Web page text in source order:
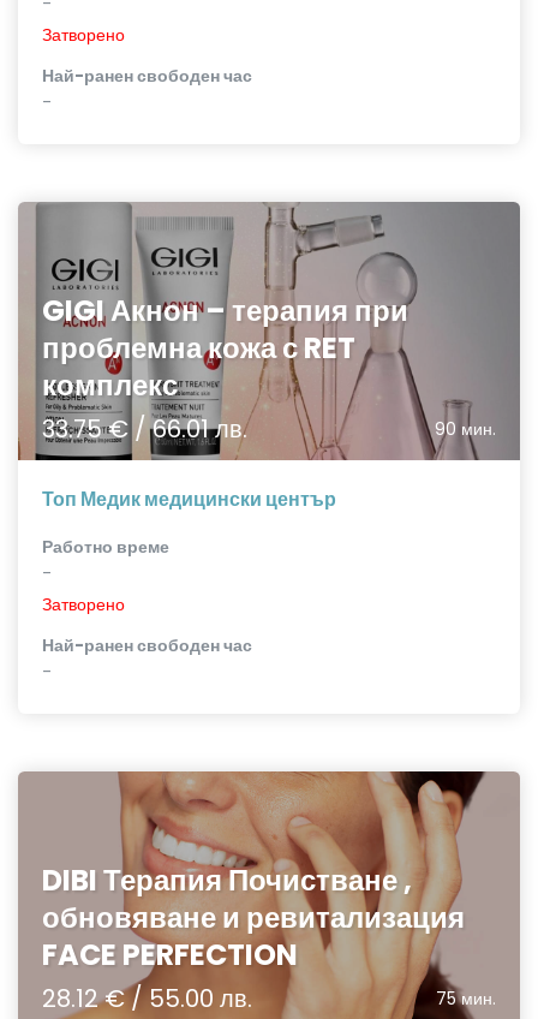
Затворено
Най-ранен свободен час
-
GIGI Акнон – терапия при
проблемна кожа с RET
комплекс
33.75 € / 66.01 лв. 90 мин.
Топ Медик медицински център
Работно време
-
Затворено
Най-ранен свободен час
-
DIBI Терапия Почистване ,
обновяване и ревитализация
FACE PERFECTION
28.12 € / 55.00 лв. 75 мин.